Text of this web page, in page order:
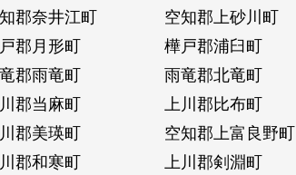
郡奈井江町 空知郡上砂川町
郡月形町 樺戸郡浦臼町
郡雨竜町 雨竜郡北竜町
川郡当麻町 上川郡比布町
川郡美瑛町 空知郡上富良野町
川郡和寒町 上川郡剣淵町